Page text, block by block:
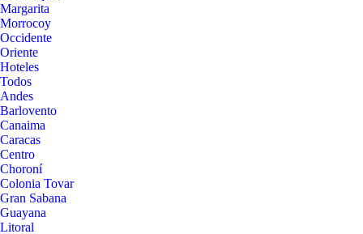
Margarita
Morrocoy
Occidente
Oriente
Hoteles
Todos
Andes
Barlovento
Canaima
Caracas
Centro
Choroní
Colonia Tovar
Gran Sabana
Guayana
Litoral